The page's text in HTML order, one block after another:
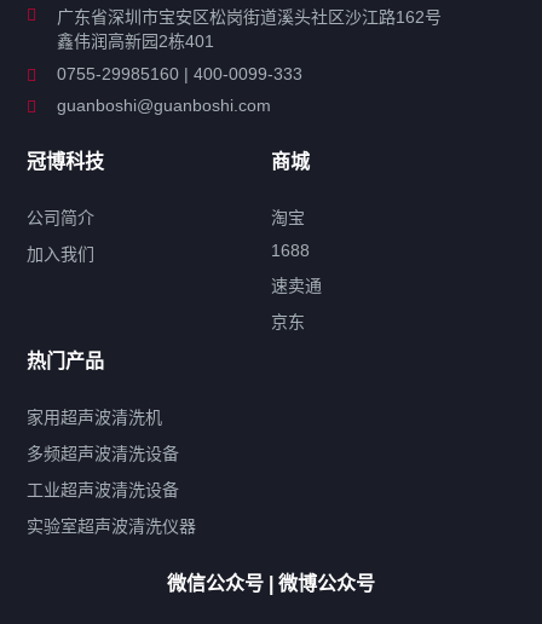
工业超声波清洗设备
特种超声波洗净产品
超声波配件
产品标签
鼓泡 升降 抛动
带加热
功率可调
双波脱气
机械旋钮系列
厨具清洗机
超声波振板
高尔夫球杆清洗机
广东省深圳市宝安区松岗街道溪头社区沙江路162号
鑫伟润高新园2栋401
0755-29985160 | 400-0099-333
guanboshi@guanboshi.com
冠博科技
公司简介
加入我们
商城
淘宝
1688
速卖通
京东
热门产品
家用超声波清洗机
多频超声波清洗设备
工业超声波清洗设备
实验室超声波清洗仪器
微信公众号 | 微博公众号